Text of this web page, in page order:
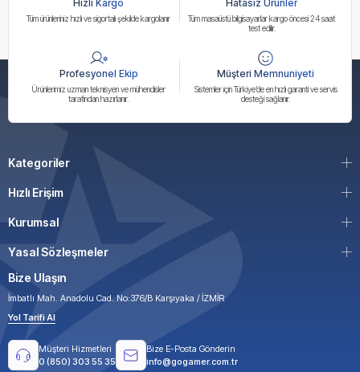
Hızlı Kargo
Tüm ürünleriniz hızlı ve sigortalı şekilde kargolanır
Hatasız Ürünler
Tüm masaüstü bilgisayarlar kargo öncesi 24 saat
test edilir.
Profesyonel Ekip
Ürünlerimiz uzman teknisyen ve mühendisler
tarafından hazırlanır.
Müşteri Memnuniyeti
Sistemler için Türkiye’de en hızlı garanti ve servis
desteği sağlanır.
Kategoriler
Hızlı Erişim
Kurumsal
Yasal Sözleşmeler
Bize Ulaşın
İmbatlı Mah. Anadolu Cad. No:376/B Karşıyaka / İZMİR
Yol Tarifi Al
Müşteri Hizmetleri
0 (850) 303 55 35
Bize E-Posta Gönderin
info@gogamer.com.tr